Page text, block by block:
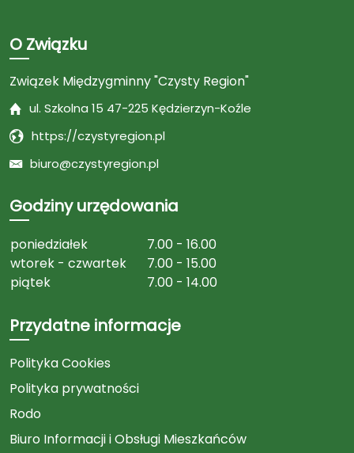
O Związku
Związek Międzygminny "Czysty Region"
ul. Szkolna 15 47-225 Kędzierzyn-Koźle
https://czystyregion.pl
biuro@czystyregion.pl
Godziny urzędowania
poniedziałek
7.00 - 16.00
wtorek - czwartek
7.00 - 15.00
piątek
7.00 - 14.00
Przydatne informacje
Polityka Cookies
Polityka prywatności
Rodo
Biuro Informacji i Obsługi Mieszkańców